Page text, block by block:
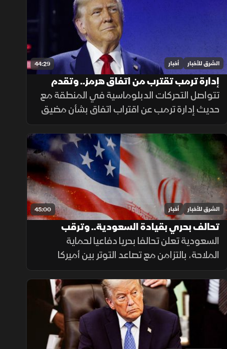
44:29 الشرق للأخبار أخبار
إدارة ترمب تقترب من اتفاق هرمز.. وتقدم
بمفاوضات طهران
تتواصل التحركات الدبلوماسية في المنطقة مع
حديث إدارة ترمب عن اقتراب اتفاق بشأن مضيق
هرمز وتأكيد إيران إحراز تقدم في مفاوضات
مسقط، بالتزامن مع تطورات في مفاوضات
لبنان وإسرائيل ومستجدات العمليات في غزة.
45:00 الشرق للأخبار أخبار
تحالف بحري بقيادة السعودية.. وترقب
لتصعيد أميركي ضد إيران
السعودية تعلن تحالفا بحريا دفاعيا لحماية
الملاحة، بالتزامن مع تصاعد التوتر بين أميركا
وإيران. وفي لبنان تتواصل جهود تثبيت الاستقرار،
بينما تحقق الميزانية السعودية تحسنا مع تراجع
العجز.